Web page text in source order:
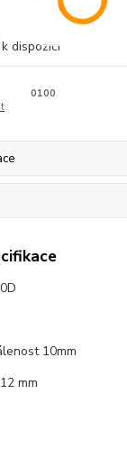
dispozici
0100
10mm
mm